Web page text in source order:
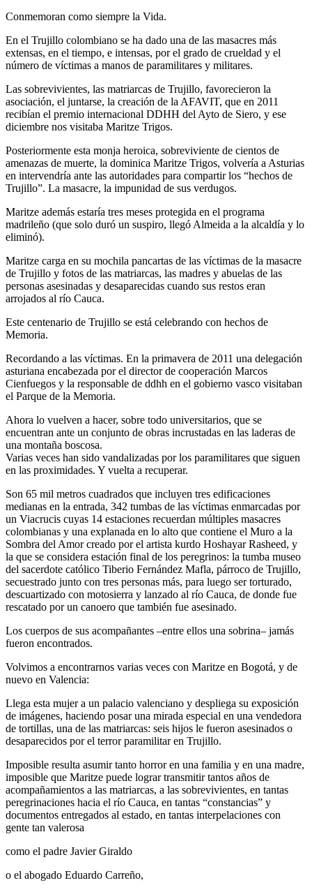
Conmemoran como siempre la Vida.
En el Trujillo colombiano se ha dado una de las masacres más
extensas, en el tiempo, e intensas, por el grado de crueldad y el
número de víctimas a manos de paramilitares y militares.
Las sobrevivientes, las matriarcas de Trujillo, favorecieron la
asociación, el juntarse, la creación de la AFAVIT, que en 2011
recibían el premio internacional DDHH del Ayto de Siero, y ese
diciembre nos visitaba Maritze Trigos.
Posteriormente esta monja heroica, sobreviviente de cientos de
amenazas de muerte, la dominica Maritze Trigos, volvería a Asturias
en intervendría ante las autoridades para compartir los “hechos de
Trujillo”. La masacre, la impunidad de sus verdugos.
Maritze además estaría tres meses protegida en el programa
madrileño (que solo duró un suspiro, llegó Almeida a la alcaldía y lo
eliminó).
Maritze carga en su mochila pancartas de las víctimas de la masacre
de Trujillo y fotos de las matriarcas, las madres y abuelas de las
personas asesinadas y desaparecidas cuando sus restos eran
arrojados al río Cauca.
Este centenario de Trujillo se está celebrando con hechos de
Memoria.
Recordando a las víctimas. En la primavera de 2011 una delegación
asturiana encabezada por el director de cooperación Marcos
Cienfuegos y la responsable de ddhh en el gobierno vasco visitaban
el Parque de la Memoria.
Ahora lo vuelven a hacer, sobre todo universitarios, que se
encuentran ante un conjunto de obras incrustadas en las laderas de
una montaña boscosa.
Varias veces han sido vandalizadas por los paramilitares que siguen
en las proximidades. Y vuelta a recuperar.
Son 65 mil metros cuadrados que incluyen tres edificaciones
medianas en la entrada, 342 tumbas de las víctimas enmarcadas por
un Viacrucis cuyas 14 estaciones recuerdan múltiples masacres
colombianas y una explanada en lo alto que contiene el Muro a la
Sombra del Amor creado por el artista kurdo Hoshayar Rasheed, y
la que se considera estación final de los peregrinos: la tumba museo
del sacerdote católico Tiberio Fernández Mafla, párroco de Trujillo,
secuestrado junto con tres personas más, para luego ser torturado,
descuartizado con motosierra y lanzado al río Cauca, de donde fue
rescatado por un canoero que también fue asesinado.
Los cuerpos de sus acompañantes –entre ellos una sobrina– jamás
fueron encontrados.
Volvimos a encontrarnos varias veces con Maritze en Bogotá, y de
nuevo en Valencia:
Llega esta mujer a un palacio valenciano y despliega su exposición
de imágenes, haciendo posar una mirada especial en una vendedora
de tortillas, una de las matriarcas: seis hijos le fueron asesinados o
desaparecidos por el terror paramilitar en Trujillo.
Imposible resulta asumir tanto horror en una familia y en una madre,
imposible que Maritze puede lograr transmitir tantos años de
acompañamientos a las matriarcas, a las sobrevivientes, en tantas
peregrinaciones hacia el río Cauca, en tantas “constancias” y
documentos entregados al estado, en tantas interpelaciones con
gente tan valerosa
como el padre Javier Giraldo
o el abogado Eduardo Carreño,